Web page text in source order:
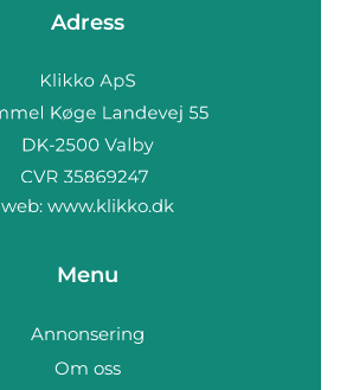
Adress
web: www.klikko.dk
Menu
Annonsering
Om oss